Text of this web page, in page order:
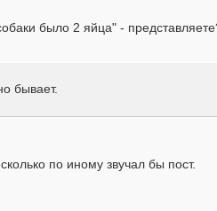
было 2 яйца" -
бывает.
по иному звучал бы пост.